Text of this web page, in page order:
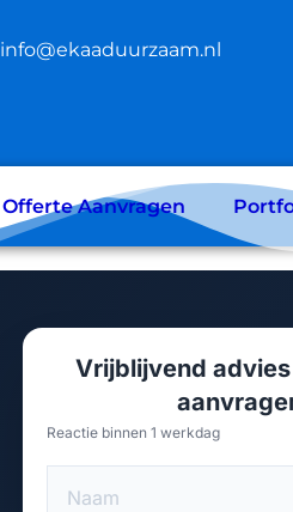
info@ekaaduurzaam.nl
Offerte Aanvragen
Vrijblijvend
Reactie binnen 1 werkdag